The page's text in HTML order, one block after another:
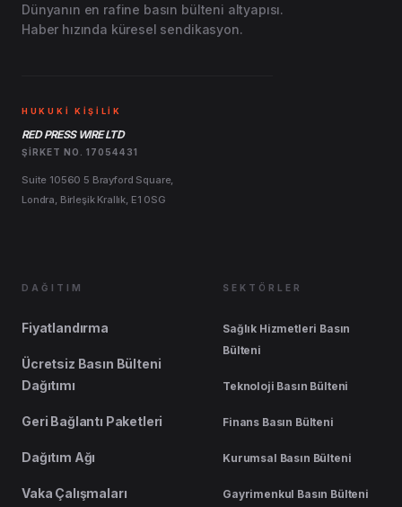
Dünyanın en rafine basın bülteni altyapısı.
Haber hızında küresel sendikasyon.
HUKUKİ KİŞİLİK
RED PRESS WIRE LTD
ŞIRKET NO. 17054431
Suite 10560 5 Brayford Square,
Londra, Birleşik Krallık, E1 0SG
DAĞITIM
Fiyatlandırma
Ücretsiz Basın Bülteni
Dağıtımı
Geri Bağlantı Paketleri
Dağıtım Ağı
Vaka Çalışmaları
SEKTÖRLER
Sağlık Hizmetleri Basın
Bülteni
Teknoloji Basın Bülteni
Finans Basın Bülteni
Kurumsal Basın Bülteni
Gayrimenkul Basın Bülteni